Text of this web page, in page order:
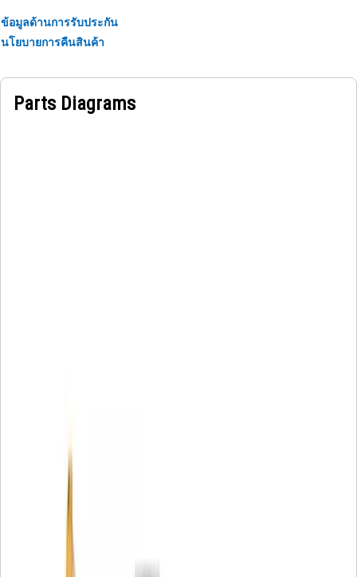
ข้อมูลด้านการรับประกัน
นโยบายการคืนสินค้า
Parts Diagrams